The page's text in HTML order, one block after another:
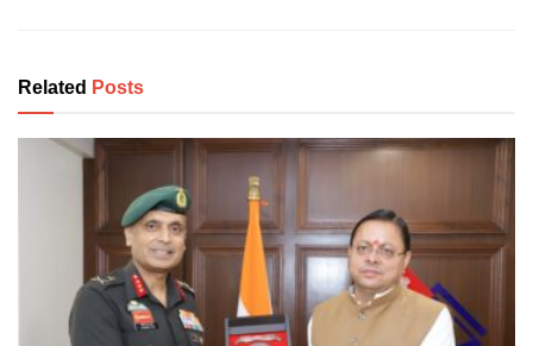
Related Posts